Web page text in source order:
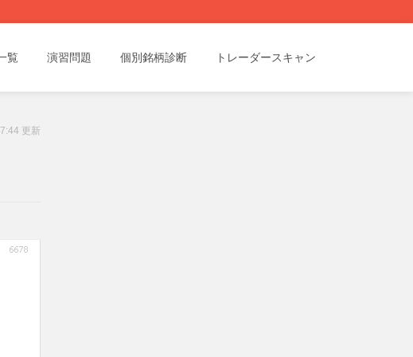
覧 演習問題 個別銘柄診断 トレーダースキャン
更新